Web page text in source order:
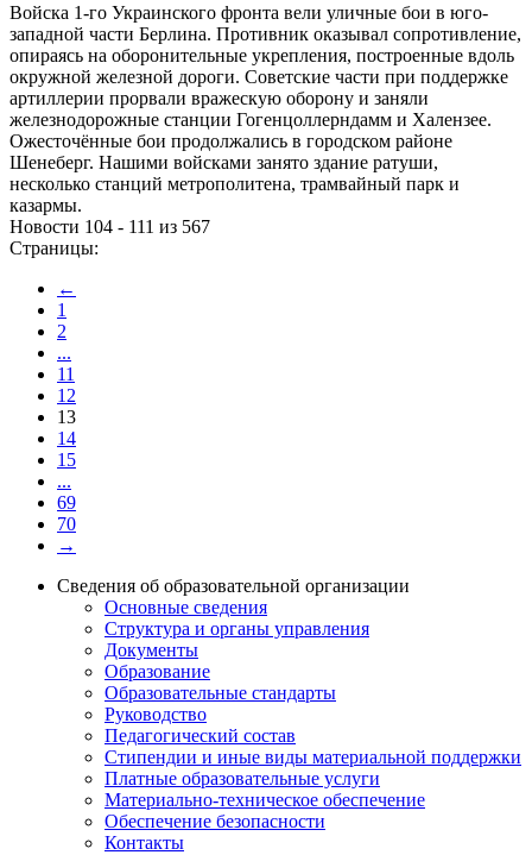
Войска 1-го Украинского фронта вели уличные бои в юго-
западной части Берлина. Противник оказывал сопротивление,
опираясь на оборонительные укрепления, построенные вдоль
окружной железной дороги. Советские части при поддержке
артиллерии прорвали вражескую оборону и заняли
железнодорожные станции Гогенцоллерндамм и Халензее.
Ожесточённые бои продолжались в городском районе
Шенеберг. Нашими войсками занято здание ратуши,
несколько станций метрополитена, трамвайный парк и
казармы.
Новости 104 - 111 из 567
Страницы:
←
1
2
...
11
12
13
14
15
...
69
70
→
Сведения об образовательной организации
Основные сведения
Структура и органы управления
Документы
Образование
Образовательные стандарты
Руководство
Педагогический состав
Стипендии и иные виды материальной поддержки
Платные образовательные услуги
Материально-техническое обеспечение
Обеспечение безопасности
Контакты